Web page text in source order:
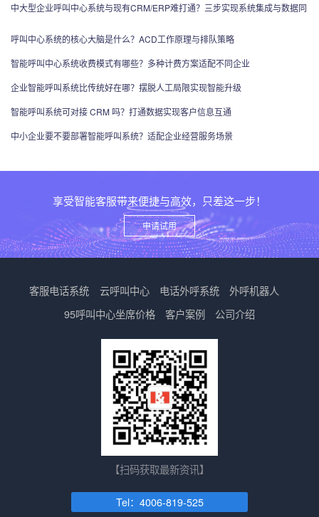
中大型企业呼叫中心系统与现有CRM/ERP难打通？三步实现系统集成与数据同
呼叫中心系统的核心大脑是什么？ACD工作原理与排队策略
智能呼叫中心系统收费模式有哪些？多种计费方案适配不同企业
企业智能呼叫系统比传统好在哪？摆脱人工局限实现智能升级
智能呼叫系统可对接 CRM 吗？打通数据实现客户信息互通
中小企业要不要部署智能呼叫系统？适配企业经营服务场景
享受智能客服带来便捷与高效，只差这一步！
申请试用
客服电话系统 云呼叫中心 电话外呼系统
外呼机器人
95呼叫中心坐席价格 客户案例 公司介绍
【扫码获取最新资讯】
Tel：4006-819-525